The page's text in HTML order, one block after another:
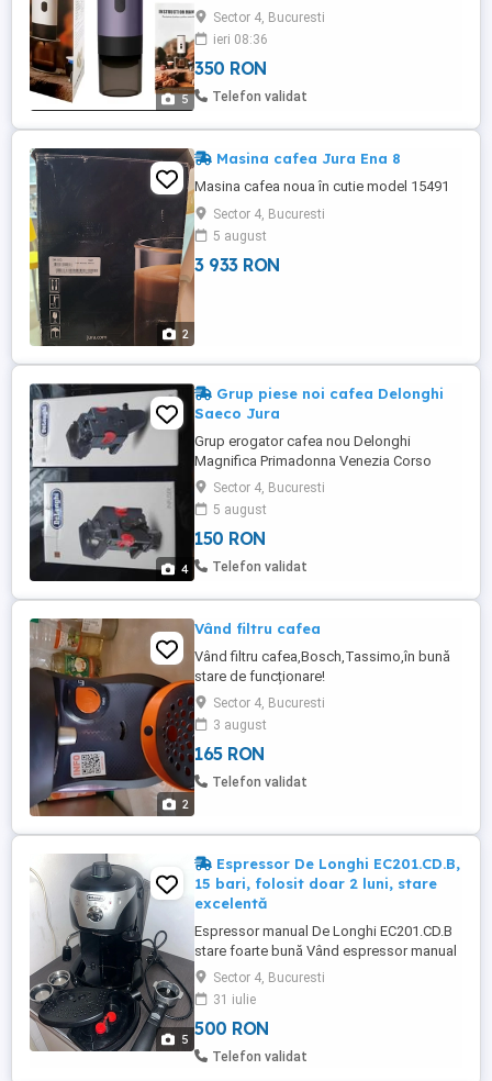
5
Nespresso ei Nespresso Dolce Gusto
Sector 4, Bucuresti
ieri 08:36
350 RON
Telefon validat
2
Masina cafea Jura Ena 8
Masina cafea noua în cutie model 15491
Sector 4, Bucuresti
5 august
3 933 RON
4
Grup piese noi cafea Delonghi
Saeco Jura
Grup erogator cafea nou Delonghi
Magnifica Primadonna Venezia Corso
Saeco Intelia Minuto Pico Baristo Incanto
Jura Ena sau MicroEna Livrare gratuita
Bucuresti.
Sector 4, Bucuresti
5 august
150 RON
Telefon validat
2
Vând filtru cafea
Vând filtru cafea,Bosch,Tassimo,în bună
stare de funcționare!
Sector 4, Bucuresti
3 august
165 RON
Telefon validat
5
Espressor De Longhi EC201.CD.B,
15 bari, folosit doar 2 luni, stare
excelentă
Espressor manual De Longhi EC201.CD.B
stare foarte bună Vând espressor manual
De Longhi EC201.CD.B, folosit aproximativ
2 luni, după care am trecut la un aparat
automat Philips 5500, motiv pentru care nu
îl mai folosesc. Aparatul este în stare
foarte bună, funcționează impecabil și
Sector 4, Bucuresti
31 iulie
500 RON
Telefon validat